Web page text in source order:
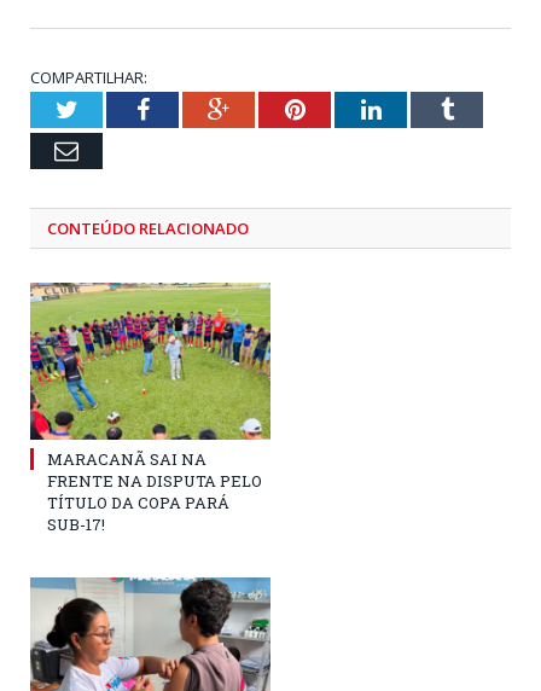
COMPARTILHAR:
TwitterFacebookGoogle+PinterestLinkedInTumblr
Email
CONTEÚDO RELACIONADO
MARACANÃ SAI NA
FRENTE NA DISPUTA PELO
TÍTULO DA COPA PARÁ
SUB-17!